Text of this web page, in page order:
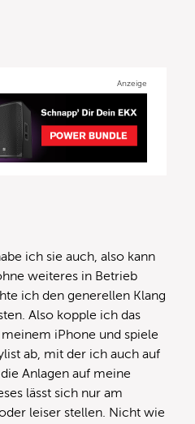
Anzeige
ich sie auch, also kann
weiteres in Betrieb
ich den generellen Klang
Also kopple ich das
iPhone und spiele
ab, mit der ich auch auf
Anlagen auf meine
lässt sich nur am
leiser stellen. Nicht wie